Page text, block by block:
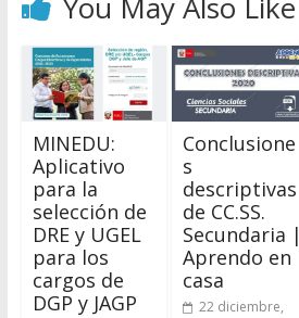
You May Also Like
MINEDU:
Aplicativo
para la
selección de
DRE y UGEL
para los
cargos de
DGP y JAGP
Conclusione
s
descriptivas
de CC.SS.
Secundaria |
Aprendo en
casa
22 diciembre,